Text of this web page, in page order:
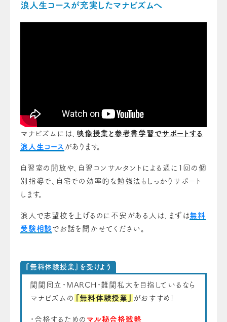
浪人生コースが充実したマナビズムへ
マナビズムには、 映像授業と参考書学習でサポートする
浪人生コース があります。
自習室の開放や、自習コンサルタントによる週に1回の個
別指導で、自宅での効率的な勉強法もしっかりサポート
します。
浪人で志望校を上げるのに不安がある人は、まずは無料
受験相談でお話を聞かせてください。
『無料体験授業』を受けよう
関関同立・MARCH・難関私大を目指しているなら
マナビズムの
『無料体験授業』 がおすすめ！
・合格するための マル秘合格戦略